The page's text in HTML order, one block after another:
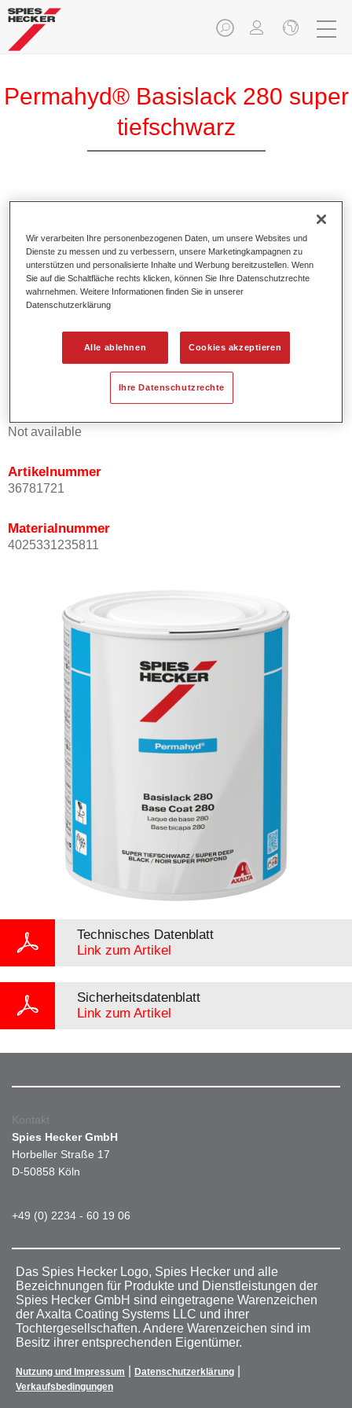
Permahyd® Basislack 280 super
tiefschwarz
Produktmerkmale
Ermöglicht eine einfache und schnelle Verarbeitung in
1,5 Spritzgängen.
Zeigt ein hohes Deckvermögen.
Bietet hohe Farbtongenauigkeit.
Kann mit Permasolid HS Klarlack überlackiert werden.
Not available
Artikelnummer
36781721
Materialnummer
4025331235811
Technisches Datenblatt
Link zum Artikel
Sicherheitsdatenblatt
Link zum Artikel
Kontakt
Spies Hecker GmbH
Horbeller Straße 17
D-50858 Köln
+49 (0) 2234 - 60 19 06
Das Spies Hecker Logo, Spies Hecker und alle
Bezeichnungen für Produkte und Dienstleistungen der
Spies Hecker GmbH sind eingetragene Warenzeichen
der Axalta Coating Systems LLC und ihrer
Tochtergesellschaften. Andere Warenzeichen sind im
Besitz ihrer entsprechenden Eigentümer.
Nutzung und Impressum Datenschutzerklärung
Verkaufsbedingungen
Wir verarbeiten Ihre personenbezogenen Daten, um unsere Websites und
Dienste zu messen und zu verbessern, unsere Marketingkampagnen zu
unterstützen und personalisierte Inhalte und Werbung bereitzustellen. Wenn
Sie auf die Schaltfläche rechts klicken, können Sie Ihre Datenschutzrechte
wahrnehmen. Weitere Informationen finden Sie in unserer
Datenschutzerklärung
Alle ablehnen Cookies akzeptieren
Ihre Datenschutzrechte